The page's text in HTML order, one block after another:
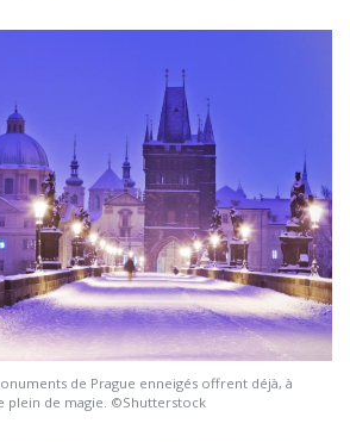
de Prague enneigés offrent déjà, à
plein de magie. ©Shutterstock